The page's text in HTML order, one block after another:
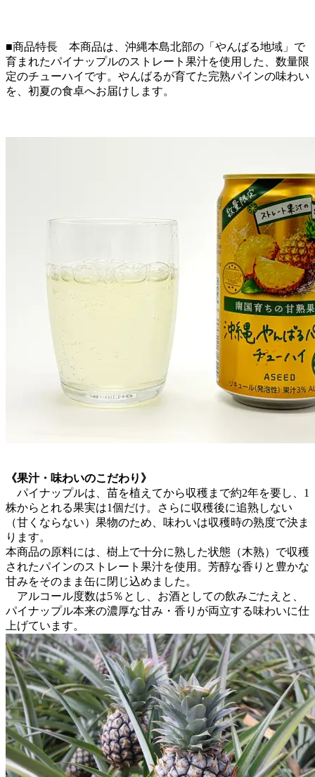
■商品特長 本商品は、沖縄本島北部の「やんばる地域」で
育まれたパイナップルのストレート果汁を使用した、数量限
定のチューハイです。やんばるが育てた完熟パインの味わい
を、初夏の食卓へお届けします。
《果汁・味わいのこだわり》
パイナップルは、苗を植えてから収穫まで約2年を要し、1
株からとれる果実は1個だけ。さらに収穫後に追熟しない
（甘くならない）果物のため、味わいは収穫時の熟度で決ま
ります。
本商品の原料には、樹上で十分に熟した状態（木熟）で収穫
されたパインのストレート果汁を使用。芳醇な香りと豊かな
甘みをそのまま缶に閉じ込めました。
アルコール度数は5％とし、お酒としての飲みごたえと、
パイナップル本来の濃厚な甘み・香りが両立する味わいに仕
上げています。